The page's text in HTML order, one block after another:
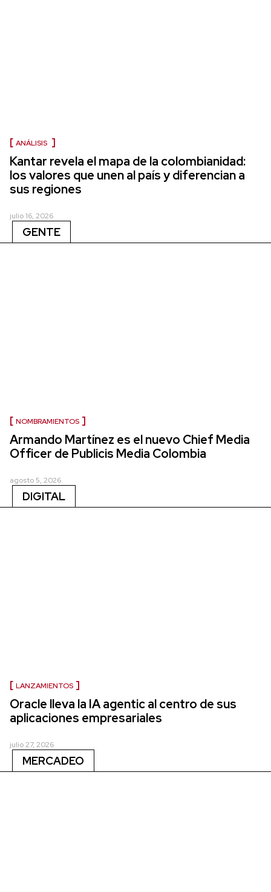
ANÁLISIS
Kantar revela el mapa de la colombianidad:
los valores que unen al país y diferencian a
sus regiones
julio 16, 2026
GENTE
NOMBRAMIENTOS
Armando Martínez es el nuevo Chief Media
Officer de Publicis Media Colombia
agosto 5, 2026
DIGITAL
LANZAMIENTOS
Oracle lleva la IA agentic al centro de sus
aplicaciones empresariales
julio 27, 2026
MERCADEO